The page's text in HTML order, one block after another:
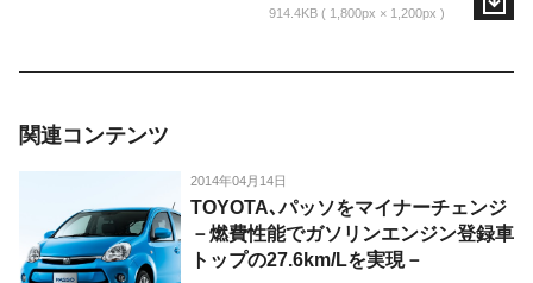
914.4KB 1,800px × 1,200px
関連コンテンツ
2014年04月14日
TOYOTA､パッソをマイナーチェンジ
－燃費性能でガソリンエンジン登録車
トップの27.6km/Lを実現－